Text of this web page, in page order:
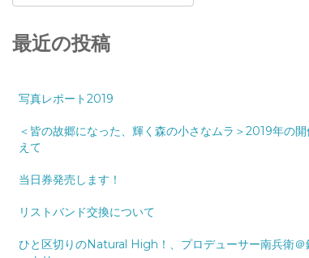
最近の投稿
写真レポート2019
＜皆の故郷になった、輝く森の小さなムラ＞2019年の開
えて
当日券発売します！
リストバンド交換について
ひと区切りのNatural High！、プロデューサー南兵衛＠